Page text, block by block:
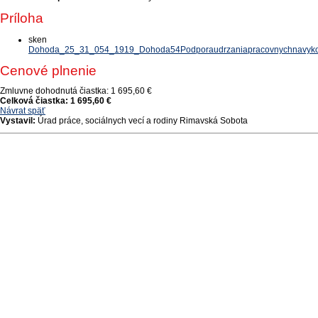
Príloha
sken
Cenové plnenie
Zmluvne dohodnutá čiastka: 1 695,60 €
Celková čiastka: 1 695,60 €
Návrat späť
Vystavil: Úrad práce, sociálnych vecí a rodiny Rimavská Sobota